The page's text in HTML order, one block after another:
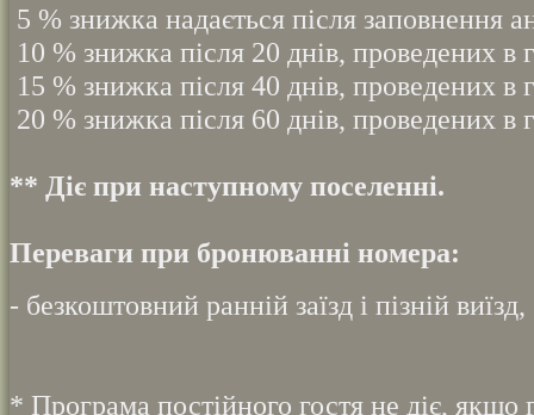
5 % знижка надається після заповнення
10 % знижка після 20 днів, проведених в
15 % знижка після 40 днів, проведених в
20 % знижка після 60 днів, проведених в
** Діє при наступному поселенні.
Переваги при бронюванні номера:
- безкоштовний ранній заїзд і пізній виїзд,
* Програма постійного гостя не діє, якщо